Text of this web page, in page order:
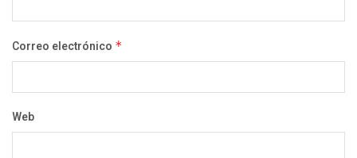
Correo electrónico *
Web